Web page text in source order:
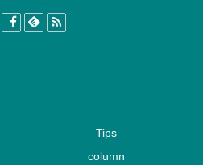
Tips
column